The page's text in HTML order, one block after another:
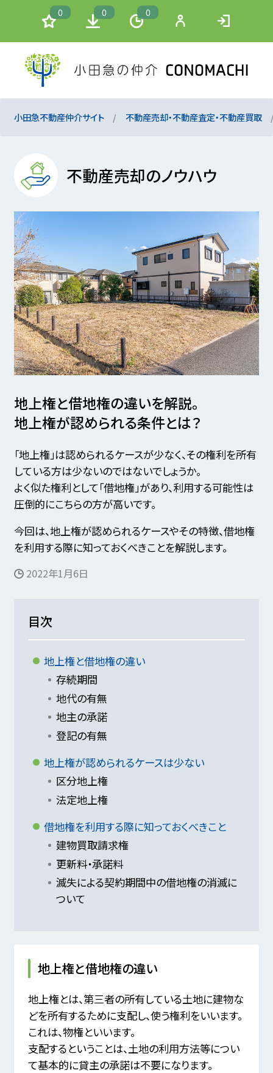
0 0 0
小田急不動産仲介サイト 不動産売却・不動産査定・不動産買取
不動産売却のノウハウ
地上権と借地権の違いを解説。
地上権が認められる条件とは？
「地上権」は認められるケースが少なく、その権利を所有
している方は少ないのではないでしょうか。
よく似た権利として「借地権」があり、利用する可能性は
圧倒的にこちらの方が高いです。
今回は、地上権が認められるケースやその特徴、借地権
を利用する際に知っておくべきことを解説します。
2022年1月6日
目次
地上権と借地権の違い
存続期間
地代の有無
地主の承諾
登記の有無
地上権が認められるケースは少ない
区分地上権
法定地上権
借地権を利用する際に知っておくべきこと
建物買取請求権
更新料・承諾料
滅失による契約期間中の借地権の消滅に
ついて
地上権と借地権の違い
地上権とは、第三者の所有している土地に建物な
どを所有するために支配し、使う権利をいいます。
これは、物権といいます。
支配するということは、土地の利用方法等につい
て基本的に貸主の承諾は不要になります。